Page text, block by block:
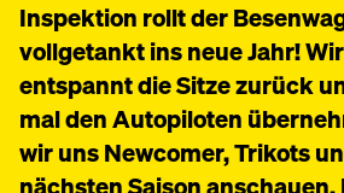
Inspektion rollt der
vollgetankt ins neue Jahr!
entspannt die Sitze zurück
mal den Autopiloten
wir uns Newcomer, Trikots
nächsten Saison anschauen.